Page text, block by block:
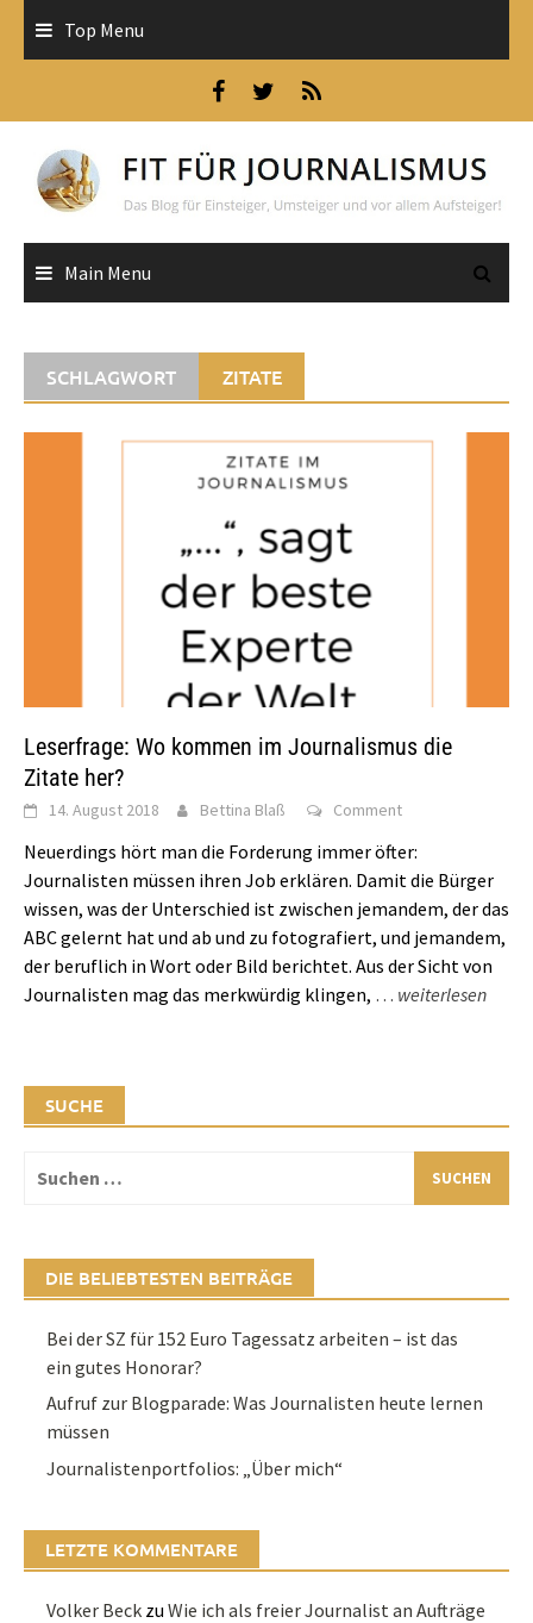
Top Menu
Main Menu
SCHLAGWORT ZITATE
Leserfrage: Wo kommen im Journalismus die
Zitate her?
14. August 2018 Bettina Blaß Comment
Neuerdings hört man die Forderung immer öfter:
Journalisten müssen ihren Job erklären. Damit die Bürger
wissen, was der Unterschied ist zwischen jemandem, der das
ABC gelernt hat und ab und zu fotografiert, und jemandem,
der beruflich in Wort oder Bild berichtet. Aus der Sicht von
Journalisten mag das merkwürdig klingen, … weiterlesen
SUCHE
nach:
DIE BELIEBTESTEN BEITRÄGE
Bei der SZ für 152 Euro Tagessatz arbeiten – ist das
ein gutes Honorar?
Aufruf zur Blogparade: Was Journalisten heute lernen
müssen
Journalistenportfolios: „Über mich“
LETZTE KOMMENTARE
Volker Beck zuWie ich als freier Journalist an Aufträge